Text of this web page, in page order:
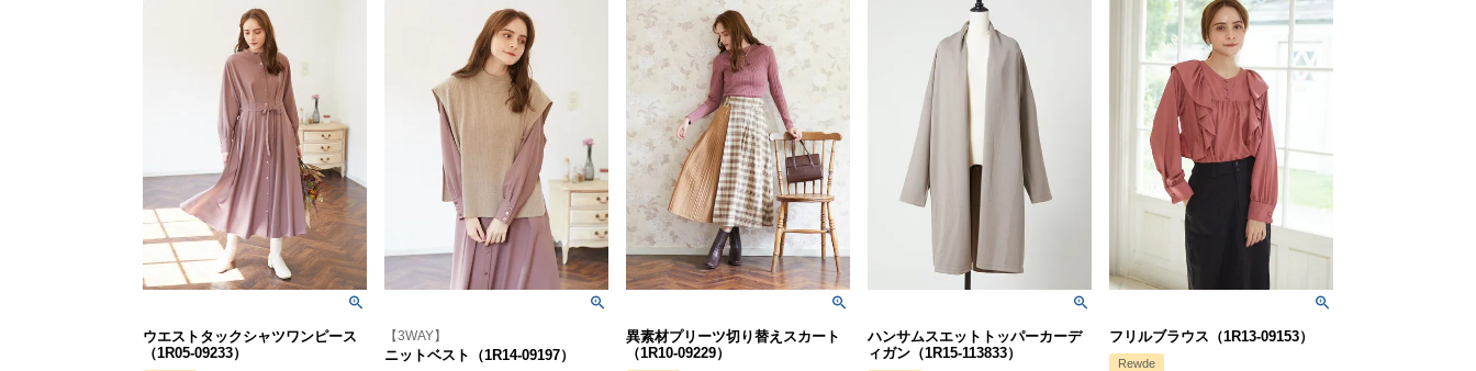
ウエストタックシャツワンピース
（1R05-09233）
【3WAY】
ニットベスト（1R14-09197）
異素材プリーツ切り替えスカート
（1R10-09229）
ハンサムスエットトッパーカーデ
ィガン（1R15-113833）
フリルブラウス（1R13-09153）
Rewde